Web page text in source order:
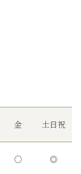
金 土日祝
○ ◎